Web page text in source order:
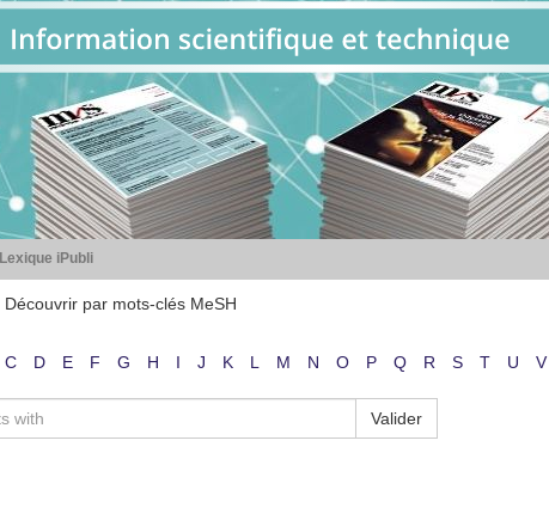
Lexique iPubli
Découvrir par mots-clés MeSH
C D E F G H I J K L M N O P Q R S T U V
Valider